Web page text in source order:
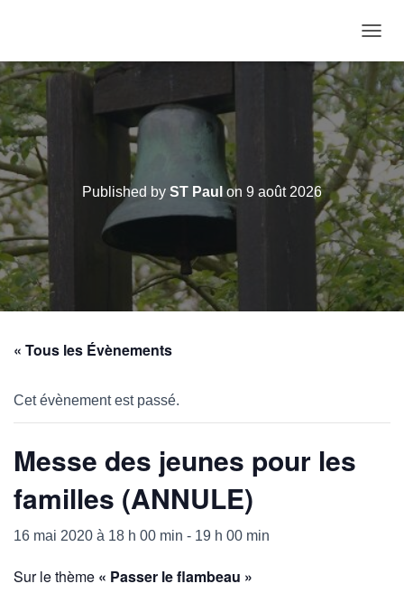
Published by ST Paul on 9 août 2026
« Tous les Évènements
Cet évènement est passé.
Messe des jeunes pour les
familles (ANNULE)
16 mai 2020 à 18 h 00 min - 19 h 00 min
Sur le thème « Passer le flambeau »